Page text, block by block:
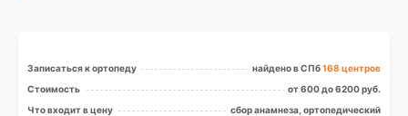
Записаться к ортопеду найдено в СПб168 центров
Стоимость
от 600 до 6200 руб.
Что входит в цену
сбор анамнеза, ортопедический